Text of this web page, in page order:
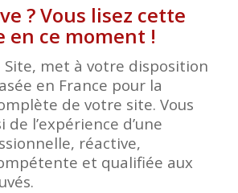
? Vous lisez cette
en ce moment !
Site, met à votre disposition
en France pour la
de votre site. Vous
de l’expérience d’une
réactive,
et qualifiée aux